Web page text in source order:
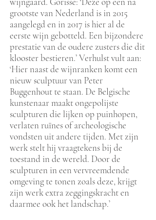
grootste van Nederland is in 2015
aangelegd en in 2017 is hier al de
eerste wijn gebotteld. Een bijzondere
prestatie van de oudere zusters die dit
klooster bestieren.’ Verhulst vult aan:
‘Hier naast de wijnranken komt een
nieuw sculptuur van Peter
Buggenhout te staan. De Belgische
kunstenaar maakt ongepolijste
sculpturen die lijken op puinhopen,
verlaten ruïnes of archeologische
vondsten uit andere tijden. Met zijn
werk stelt hij vraagtekens bij de
toestand in de wereld. Door de
sculpturen in een vervreemdende
omgeving te tonen zoals deze, krijgt
zijn werk extra zeggingskracht en
daarmee ook het landschap.’